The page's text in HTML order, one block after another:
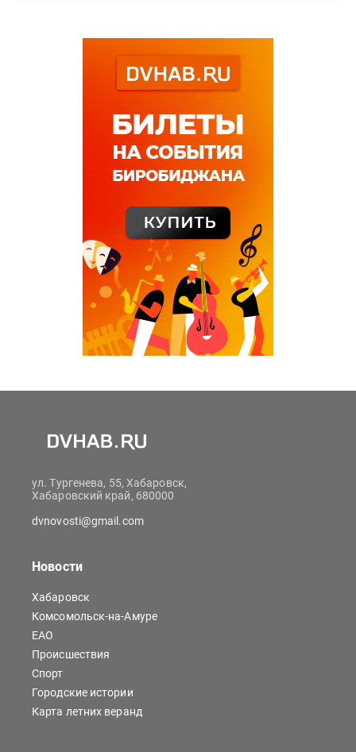
ул. Тургенева, 55, Хабаровск,
Хабаровский край, 680000
dvnovosti@gmail.com
Новости
Хабаровск
Комсомольск-на-Амуре
ЕАО
Происшествия
Спорт
Городские истории
Карта летних веранд